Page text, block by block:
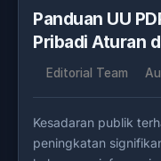
Panduan UU
Pribadi Aturan
Editorial Team
Kesadaran publik
peningkatan